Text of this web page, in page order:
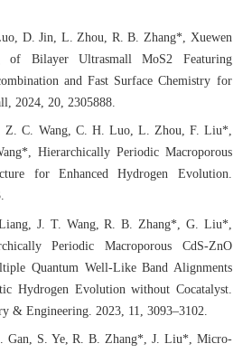
D. Jin, L. Zhou, R. B. Zhang*, Xuewen
of Bilayer Ultrasmall MoS2 Featuring
and Fast Surface Chemistry for
2024, 20, 2305888.
Z. C. Wang, C. H. Luo, L. Zhou, F. Liu*,
Hierarchically Periodic Macroporous
for Enhanced Hydrogen Evolution.
J. T. Wang, R. B. Zhang*, G. Liu*,
Periodic Macroporous CdS-ZnO
Quantum Well-Like Band Alignments
Hydrogen Evolution without Cocatalyst.
& Engineering. 2023, 11, 3093–3102.
Gan, S. Ye, R. B. Zhang*, J. Liu*, Micro-